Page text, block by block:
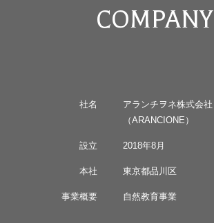
COMPANY
社名
アランチヲネ株式会社
（ARANCIONE）
設立 2018年8月
本社 東京都品川区
事業概要 自然教育事業